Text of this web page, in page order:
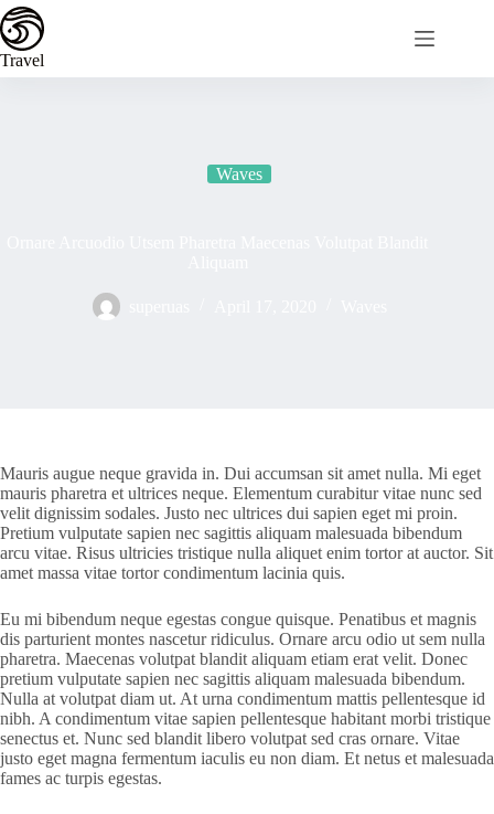
Skip
to
content
Travel
Waves
Mauris augue neque gravida in. Dui accumsan sit amet nulla. Mi eget
mauris pharetra et ultrices neque. Elementum curabitur vitae nunc sed
velit dignissim sodales. Justo nec ultrices dui sapien eget mi proin.
Pretium vulputate sapien nec sagittis aliquam malesuada bibendum
arcu vitae. Risus ultricies tristique nulla aliquet enim tortor at auctor. Sit
amet massa vitae tortor condimentum lacinia quis.
Eu mi bibendum neque egestas congue quisque. Penatibus et magnis
dis parturient montes nascetur ridiculus. Ornare arcu odio ut sem nulla
pharetra. Maecenas volutpat blandit aliquam etiam erat velit. Donec
pretium vulputate sapien nec sagittis aliquam malesuada bibendum.
Nulla at volutpat diam ut. At urna condimentum mattis pellentesque id
nibh. A condimentum vitae sapien pellentesque habitant morbi tristique
senectus et. Nunc sed blandit libero volutpat sed cras ornare. Vitae
justo eget magna fermentum iaculis eu non diam. Et netus et malesuada
fames ac turpis egestas.